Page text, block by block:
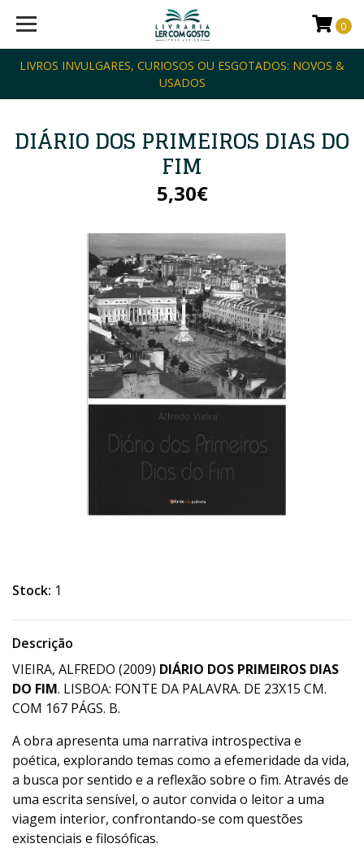
LIVROS INVULGARES, CURIOSOS OU ESGOTADOS: NOVOS &
USADOS
0
DIÁRIO DOS PRIMEIROS DIAS DO
FIM
5,30€
Stock: 1
Descrição
VIEIRA, ALFREDO (2009) DIÁRIO DOS PRIMEIROS DIAS
DO FIM. LISBOA: FONTE DA PALAVRA. DE 23X15 CM.
COM 167 PÁGS. B.
A obra apresenta uma narrativa introspectiva e
poética, explorando temas como a efemeridade da vida,
a busca por sentido e a reflexão sobre o fim. Através de
uma escrita sensível, o autor convida o leitor a uma
viagem interior, confrontando-se com questões
existenciais e filosóficas.